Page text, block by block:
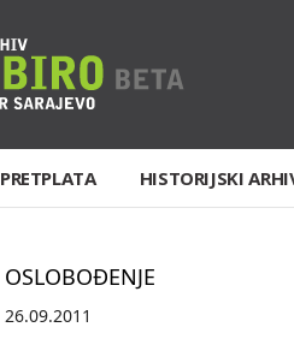
PRETPLATA HISTORIJSKI
OSLOBOĐENJE
26.09.2011